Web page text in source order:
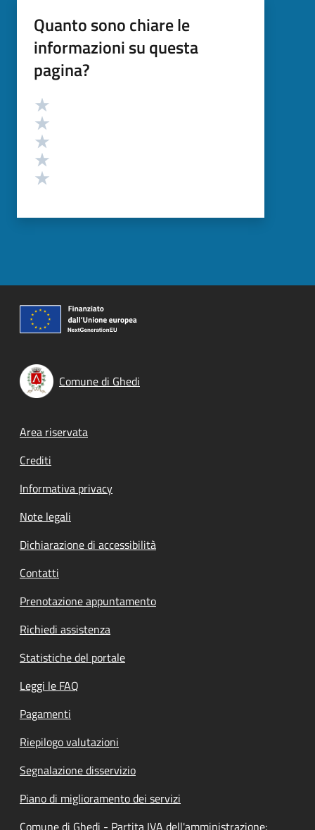
Quanto sono chiare le
informazioni su questa
pagina?
Valutazione
Comune di Ghedi
Footer menu
Area riservata
Crediti
Informativa privacy
Note legali
Dichiarazione di accessibilità
Contatti
Prenotazione appuntamento
Richiedi assistenza
Statistiche del portale
Leggi le FAQ
Pagamenti
Riepilogo valutazioni
Segnalazione disservizio
Piano di miglioramento dei servizi
Comune di Ghedi - Partita IVA dell'amministrazione: